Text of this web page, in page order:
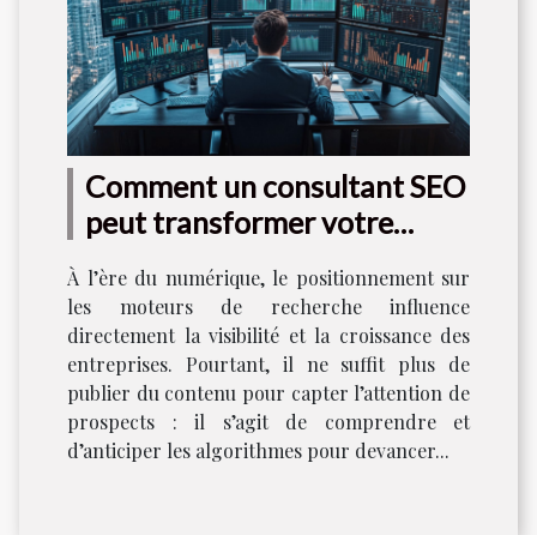
Comment un consultant SEO
peut transformer votre
À l’ère du numérique, le positionnement sur
les moteurs de recherche influence
directement la visibilité et la croissance des
entreprises. Pourtant, il ne suffit plus de
publier du contenu pour capter l’attention de
prospects : il s’agit de comprendre et
d’anticiper les algorithmes pour devancer...